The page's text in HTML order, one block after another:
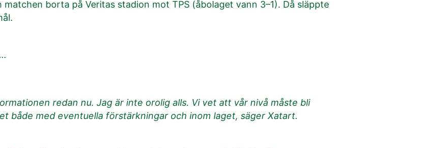
borta på Veritas stadion mot TPS (åbolaget vann 3–1). Då släppte
redan nu. Jag är inte orolig alls. Vi vet att vår nivå måste bli
både med eventuella förstärkningar och inom laget, säger Xatart.